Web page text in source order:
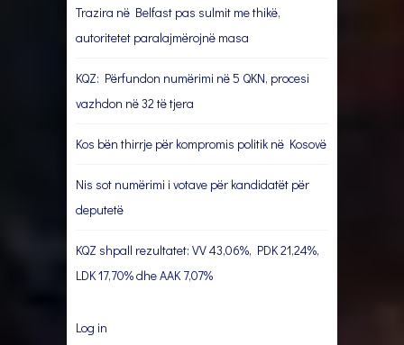
Trazira në Belfast pas sulmit me thikë,
autoritetet paralajmërojnë masa
KQZ: Përfundon numërimi në 5 QKN, procesi
vazhdon në 32 të tjera
Kos bën thirrje për kompromis politik në Kosovë
Nis sot numërimi i votave për kandidatët për
deputetë
KQZ shpall rezultatet: VV 43,06%, PDK 21,24%,
LDK 17,70% dhe AAK 7,07%
Log in